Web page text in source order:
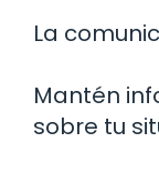
La
Mantén
sobre tu